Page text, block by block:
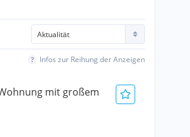
Infos zur Reihung der Anzeigen
mit großem